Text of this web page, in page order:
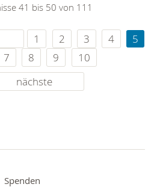
41 bis 50 von 111
1 2 3 4
5
7 8 9
10
nächste
Spenden